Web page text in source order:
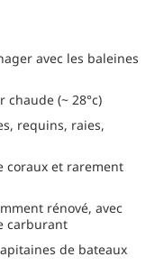
avec les baleines
chaude (~ 28°c)
requins, raies,
coraux et rarement
rénové, avec
carburant
de bateaux